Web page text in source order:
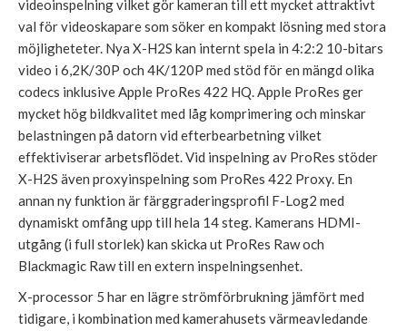
videoinspelning vilket gör kameran till ett mycket attraktivt
val för videoskapare som söker en kompakt lösning med stora
möjligheteter. Nya X-H2S kan internt spela in 4:2:2 10-bitars
video i 6,2K/30P och 4K/120P med stöd för en mängd olika
codecs inklusive Apple ProRes 422 HQ. Apple ProRes ger
mycket hög bildkvalitet med låg komprimering och minskar
belastningen på datorn vid efterbearbetning vilket
effektiviserar arbetsflödet. Vid inspelning av ProRes stöder
X-H2S även proxyinspelning som ProRes 422 Proxy. En
annan ny funktion är färggraderingsprofil F-Log2 med
dynamiskt omfång upp till hela 14 steg. Kamerans HDMI-
utgång (i full storlek) kan skicka ut ProRes Raw och
Blackmagic Raw till en extern inspelningsenhet.
X-processor 5 har en lägre strömförbrukning jämfört med
tidigare, i kombination med kamerahusets värmeavledande